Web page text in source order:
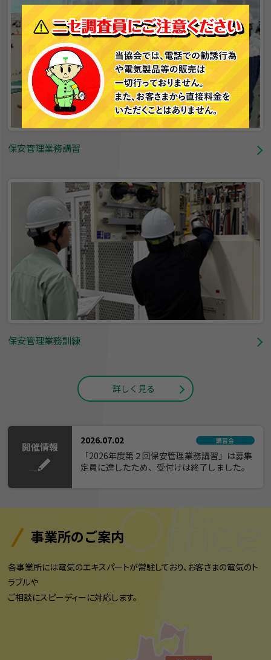
保安管理業務講習
保安管理業務訓練
詳しく見る
開催情報
2026.07.02 講習会
「2026年度第２回保安管理業務講習」は募集
定員に達したため、受付けは終了しました。
事業所のご案内
各事業所には電気のエキスパートが常駐しており、お客さまの電気のト
ラブルや
ご相談にスピーディーに対応します。